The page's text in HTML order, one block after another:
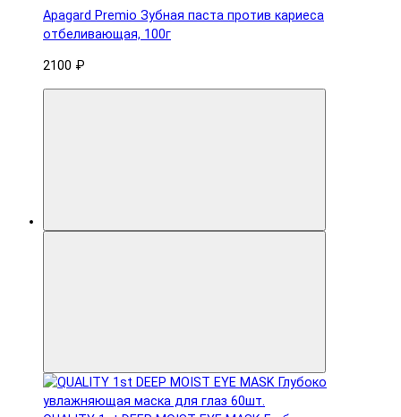
Apagard Premio Зубная паста против кариеса
отбеливающая, 100г
2100 ₽